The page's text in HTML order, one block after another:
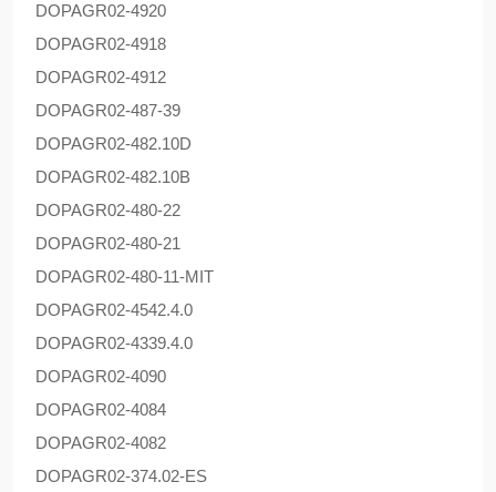
DOPAGR02-4920
DOPAGR02-4918
DOPAGR02-4912
DOPAGR02-487-39
DOPAGR02-482.10D
DOPAGR02-482.10B
DOPAGR02-480-22
DOPAGR02-480-21
DOPAGR02-480-11-MIT
DOPAGR02-4542.4.0
DOPAGR02-4339.4.0
DOPAGR02-4090
DOPAGR02-4084
DOPAGR02-4082
DOPAGR02-374.02-ES